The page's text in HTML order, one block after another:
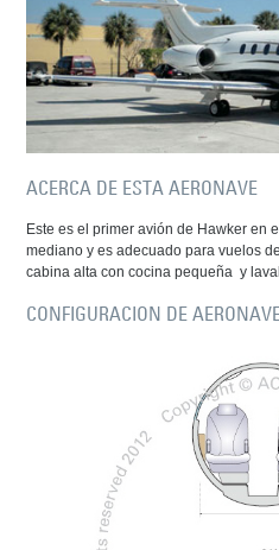
ACERCA DE ESTA AERONAVE
Este es el primer avión de Hawker en
mediano y es adecuado para vuelos
cabina alta con cocina pequeña y
CONFIGURACION DE